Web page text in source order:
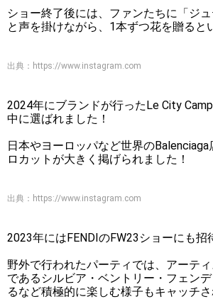
ショー終了後には、ファンたちに「ジュ
と声を掛けながら、1本ずつ花を贈る
出典： https://www.instagram.com
2024年にブランドが行ったLe City
中に選ばれました！
日本やヨーロッパなど世界の
ロカットが大きく掲げられました！
出典： https://www.instagram.com
2023年にはFENDIのFW23ショーにも招
野外で行われたパーティでは、アーテ
であるシルビア・ベントリー・フェン
るなど積極的に楽しむ様子もキャッチ